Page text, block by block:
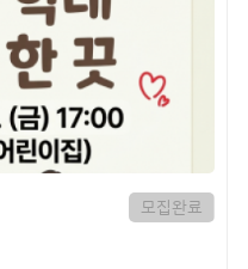
모집완료